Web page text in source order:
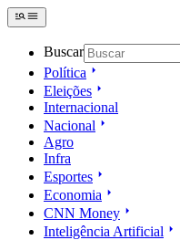
Buscar
Política
Eleições
Internacional
Nacional
Agro
Infra
Esportes
Economia
CNN Money
Inteligência Artificial